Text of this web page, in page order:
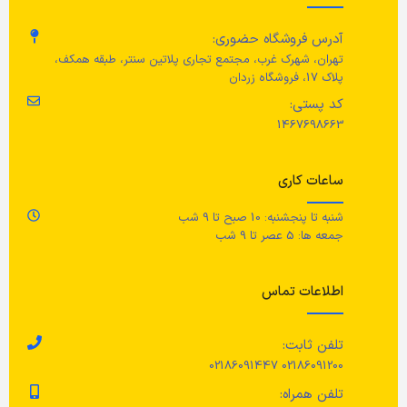
عرض: 40 سانتی متر/ عرض صندلی:
حداکثر وزن قابل تحمل
سفید
جنس صندلی
بدنه: چوب سخت (جامد)، چسب
آدرس فروشگاه حضوری:
تهران، شهرک غرب، مجتمع تجاری پلاتین سنتر، طبقه همکف،
پلاک 17، فروشگاه زردان
کد پستی:
1467698663
ساعات کاری
شنبه تا پنجشنبه: 10 صبح تا 9 شب
جمعه ها: 5 عصر تا 9 شب
اطلاعات تماس
تلفن ثابت:
02186091200 02186091447
تلفن همراه: